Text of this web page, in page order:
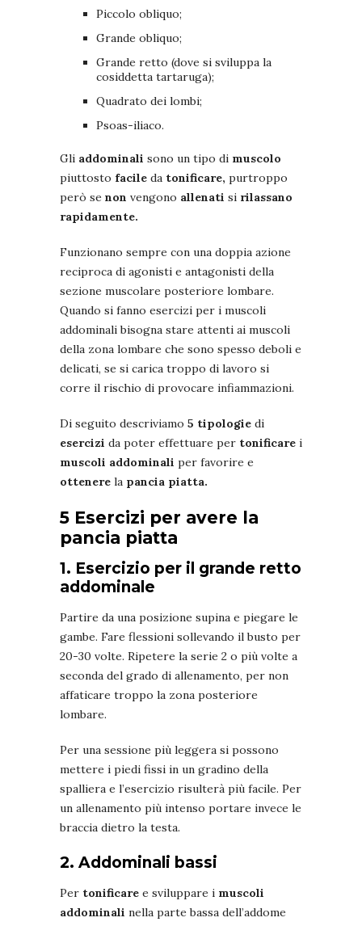
Piccolo obliquo;
Grande obliquo;
Grande retto (dove si sviluppa la
cosiddetta tartaruga);
Quadrato dei lombi;
Psoas-iliaco.
Gli addominali sono un tipo di muscolo
piuttosto facile da tonificare, purtroppo
però se non vengono allenati si rilassano
rapidamente.
Funzionano sempre con una doppia azione
reciproca di agonisti e antagonisti della
sezione muscolare posteriore lombare.
Quando si fanno esercizi per i muscoli
addominali bisogna stare attenti ai muscoli
della zona lombare che sono spesso deboli e
delicati, se si carica troppo di lavoro si
corre il rischio di provocare infiammazioni.
Di seguito descriviamo 5 tipologie di
esercizi da poter effettuare per tonificare i
muscoli addominali per favorire e
ottenere la pancia piatta.
5 Esercizi per avere la
pancia piatta
1. Esercizio per il grande retto
addominale
Partire da una posizione supina e piegare le
gambe. Fare flessioni sollevando il busto per
20-30 volte. Ripetere la serie 2 o più volte a
seconda del grado di allenamento, per non
affaticare troppo la zona posteriore
lombare.
Per una sessione più leggera si possono
mettere i piedi fissi in un gradino della
spalliera e l’esercizio risulterà più facile. Per
un allenamento più intenso portare invece le
braccia dietro la testa.
2. Addominali bassi
Per tonificare e sviluppare i muscoli
addominali nella parte bassa dell’addome